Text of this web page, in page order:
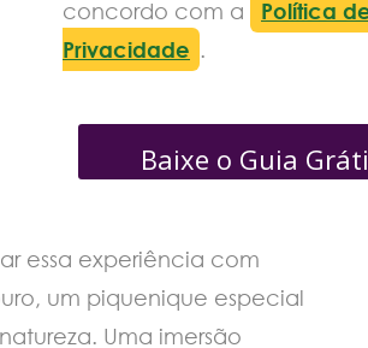
concordo com a
Política
Privacidade .
Baixe o Guia
essa experiência com
um piquenique especial
Uma imersão